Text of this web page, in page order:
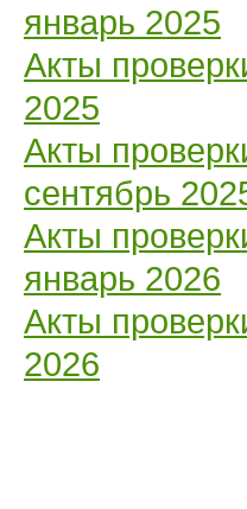
январь 2025
Акты
2025
Акты
сентябрь
Акты
январь 2026
Акты
2026